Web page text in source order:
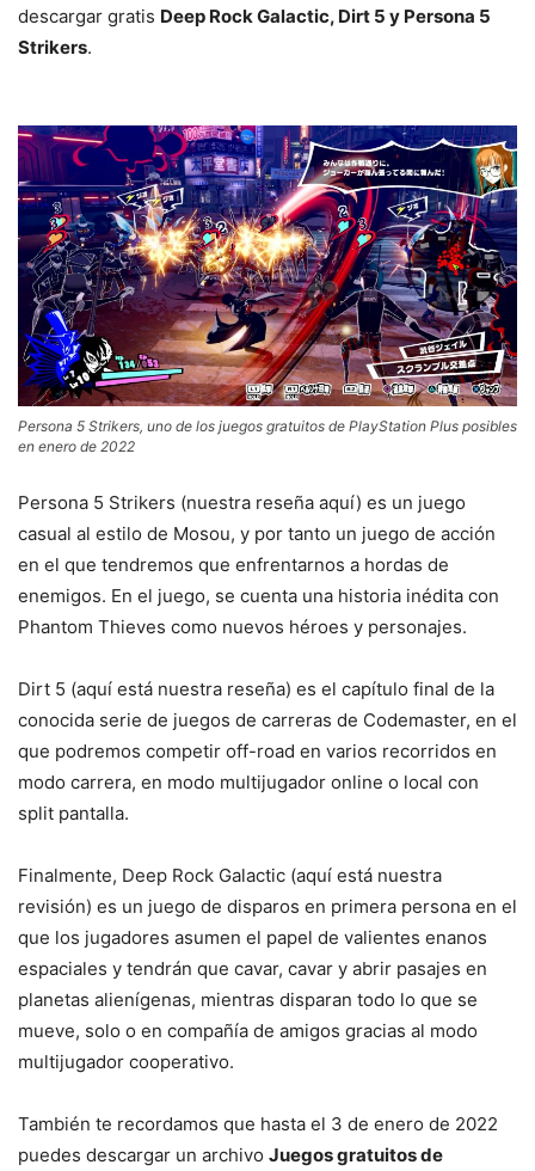
descargar gratis Deep Rock Galactic, Dirt 5 y Persona 5
Strikers.
Persona 5 Strikers, uno de los juegos gratuitos de PlayStation Plus posibles
en enero de 2022
Persona 5 Strikers (nuestra reseña aquí) es un juego
casual al estilo de Mosou, y por tanto un juego de acción
en el que tendremos que enfrentarnos a hordas de
enemigos. En el juego, se cuenta una historia inédita con
Phantom Thieves como nuevos héroes y personajes.
Dirt 5 (aquí está nuestra reseña) es el capítulo final de la
conocida serie de juegos de carreras de Codemaster, en el
que podremos competir off-road en varios recorridos en
modo carrera, en modo multijugador online o local con
split pantalla.
Finalmente, Deep Rock Galactic (aquí está nuestra
revisión) es un juego de disparos en primera persona en el
que los jugadores asumen el papel de valientes enanos
espaciales y tendrán que cavar, cavar y abrir pasajes en
planetas alienígenas, mientras disparan todo lo que se
mueve, solo o en compañía de amigos gracias al modo
multijugador cooperativo.
También te recordamos que hasta el 3 de enero de 2022
puedes descargar un archivo Juegos gratuitos de